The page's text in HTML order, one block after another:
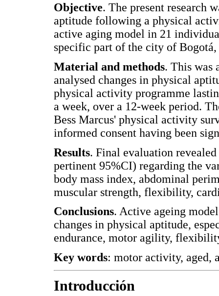
Objective. The present research
aptitude following a physical
active aging model in 21
specific part of the city of
Material and methods. This was
analysed changes in physical
physical activity programme
a week, over a 12-week period.
Bess Marcus' physical activity
informed consent having been
Results. Final evaluation
pertinent 95%CI) regarding the
body mass index, abdominal
muscular strength, flexibility,
Conclusions. Active ageing
changes in physical aptitude,
endurance, motor agility,
Key words: motor activity, aged,
Introducción